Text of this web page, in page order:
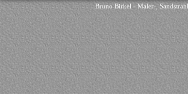
Bruno Birkel - Maler-,